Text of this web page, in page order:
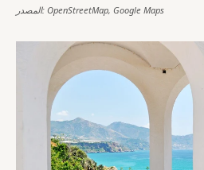
المصدر: OpenStreetMap, Google Maps